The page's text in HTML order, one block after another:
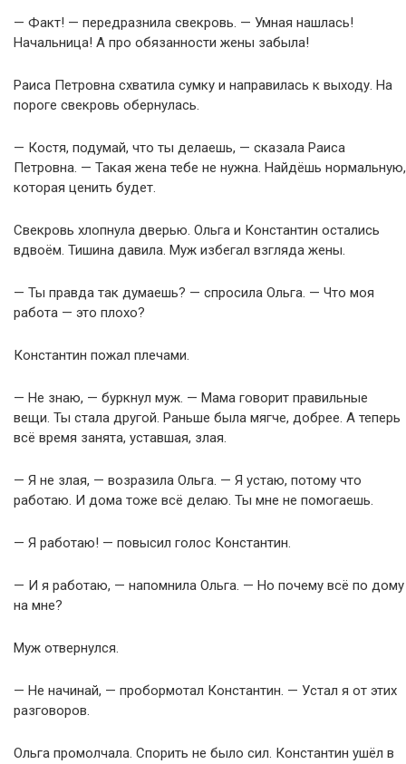
— Факт! — передразнила свекровь. — Умная нашлась!
Начальница! А про обязанности жены забыла!
Раиса Петровна схватила сумку и направилась к выходу. На
пороге свекровь обернулась.
— Костя, подумай, что ты делаешь, — сказала Раиса
Петровна. — Такая жена тебе не нужна. Найдёшь нормальную,
которая ценить будет.
Свекровь хлопнула дверью. Ольга и Константин остались
вдвоём. Тишина давила. Муж избегал взгляда жены.
— Ты правда так думаешь? — спросила Ольга. — Что моя
работа — это плохо?
Константин пожал плечами.
— Не знаю, — буркнул муж. — Мама говорит правильные
вещи. Ты стала другой. Раньше была мягче, добрее. А теперь
всё время занята, уставшая, злая.
— Я не злая, — возразила Ольга. — Я устаю, потому что
работаю. И дома тоже всё делаю. Ты мне не помогаешь.
— Я работаю! — повысил голос Константин.
— И я работаю, — напомнила Ольга. — Но почему всё по дому
на мне?
Муж отвернулся.
— Не начинай, — пробормотал Константин. — Устал я от этих
разговоров.
Ольга промолчала. Спорить не было сил. Константин ушёл в